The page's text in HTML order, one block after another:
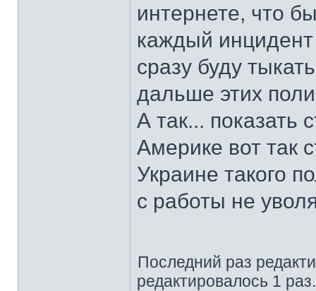
интернете, что
каждый
сразу буду
дальше этих
А так... показать
Америке вот так
Украине такого
с работы не
Последний раз
редактировалось 1 раз.